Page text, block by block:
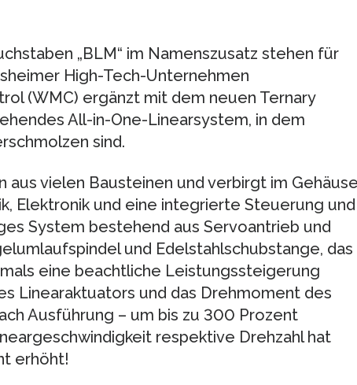
„BLM“ im Namenszusatz stehen für
High-Tech-Unternehmen
(WMC) ergänzt mit dem neuen Ternary
All-in-One-Linearsystem, in dem
sind.
aus vielen Bausteinen und verbirgt im Gehäuse
Elektronik und eine integrierte Steuerung und
System bestehend aus Servoantrieb und
und Edelstahlschubstange, das
eine beachtliche Leistungssteigerung
Linearaktuators und das Drehmoment des
Ausführung – um bis zu 300 Prozent
respektive Drehzahl hat
erhöht!